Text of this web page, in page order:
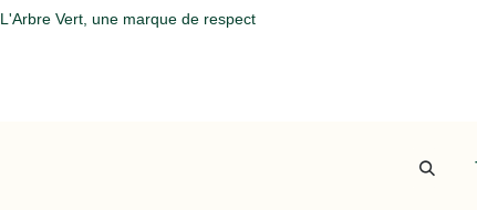
L'Arbre Vert, une marque de respect